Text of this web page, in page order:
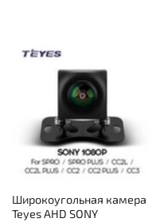
Широкоугольная камера
Teyes AHD SONY